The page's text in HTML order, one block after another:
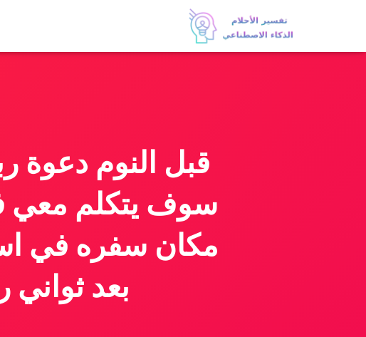
قبل النوم دعوة
سوف يتكلم معي
مكان سفره في
بعد